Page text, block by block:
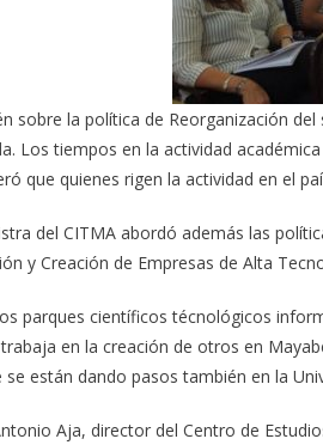
sobre la política de Reorganización
Los tiempos en la actividad
que quienes rigen la actividad en el
del CITMA abordó además las
y Creación de Empresas de Alta
parques científicos técnológicos
en la creación de otros en
se están dando pasos también en la
Aja, director del Centro de